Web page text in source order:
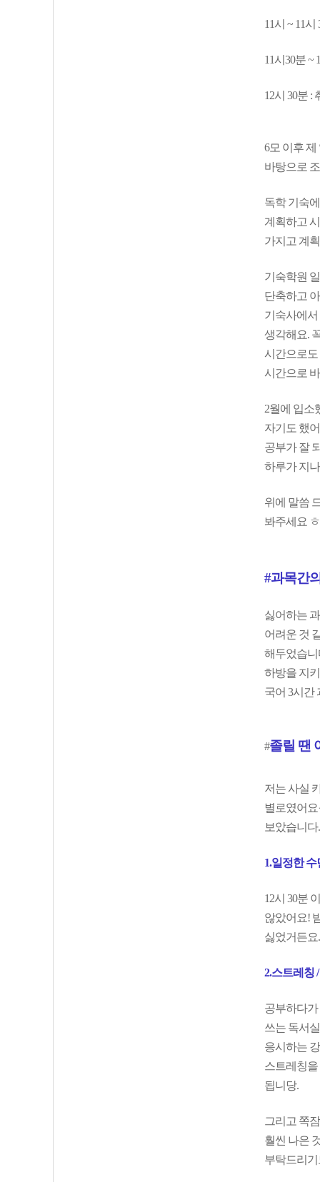
11시 ~ 11시
11시30분 ~
12시 30분 :
6모 이후
바탕으로
독학 기숙
계획하고
가지고 계
기숙학원
단축하고
기숙사에
생각해요.
시간으로도
시간으로
2월에 입소
자기도 했
공부가 잘
하루가 지
위에 말씀
봐주세요
#과목간
싫어하는
어려운 것
해두었습니
하방을 지
국어 3시간
#졸릴 땐
저는 사실
별로였어
보았습니다.
1.일정한
12시 30분
않았어요!
싫었거든
2.스트레칭
공부하다
쓰는 독서
응시하는
스트레칭
됩니당.
그리고 쪽
훨씬 나은
부탁드리